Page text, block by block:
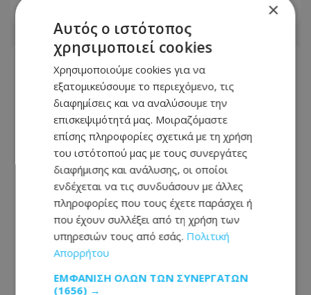
Εθνικό Συμβούλιο ή... δοκιμαστικός
πάγκος;
03.08.2026 - 14:00
×
Αυτός ο ιστότοπος
χρησιμοποιεί cookies
Χρησιμοποιούμε cookies για να
εξατομικεύσουμε το περιεχόμενο, τις
διαφημίσεις και να αναλύσουμε την
επισκεψιμότητά μας. Μοιραζόμαστε
επίσης πληροφορίες σχετικά με τη χρήση
του ιστότοπού μας με τους συνεργάτες
διαφήμισης και ανάλυσης, οι οποίοι
ενδέχεται να τις συνδυάσουν με άλλες
πληροφορίες που τους έχετε παράσχει ή
που έχουν συλλέξει από τη χρήση των
υπηρεσιών τους από εσάς. Πολιτική
Απορρήτου
ΕΜΦΆΝΙΣΗ ΌΛΩΝ ΤΩΝ ΣΥΝΕΡΓΑΤΏΝ
(1656) →